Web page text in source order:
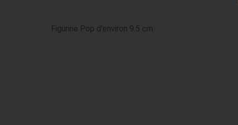
Figurine Pop d'environ 9.5 cm